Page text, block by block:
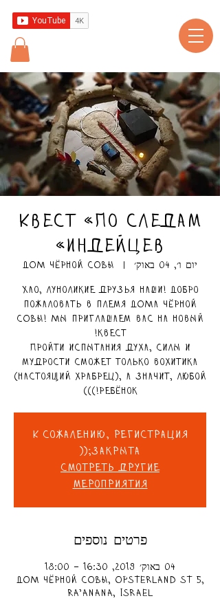
Квест «По следам
индейцев»
יום ו׳, 04 באוק׳ ДОМ чёрной СОВЫ
Хао, луноликие друзья наши! Добро
пожаловать в племя ДОМа чёрной
СОВЫ! Мы приглашаем вас на новый
Пройти испытания духа, силы и
мудрости сможет только вохитика
(настоящий храбрец), а значит, любой
ребёнок!)))
К сожалению, регистрация
закрыта;((
Смотреть другие
мероприятия
פרטים נוספים
04 באוק׳ 2019, 16:30 – 18:00
ДОМ чёрной СОВЫ, Opsterland St 5,
Ra'anana, Israel